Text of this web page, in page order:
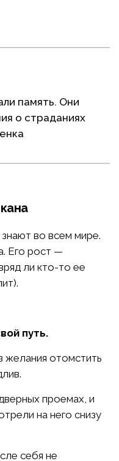
память. Они
о страданиях
во всем мире.
Его рост —
ли кто-то ее
путь.
желания отомстить
проемах, и
на него снизу
себя не